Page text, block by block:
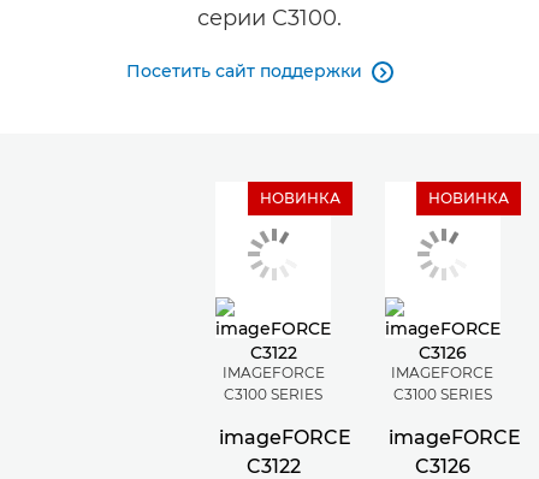
серии C3100.
Посетить сайт поддержки 
НОВИНКА
IMAGEFORCE
C3100 SERIES
imageFORCE
C3122
НОВИНКА
IMAGEFORCE
C3100 SERIES
imageFORCE
C3126